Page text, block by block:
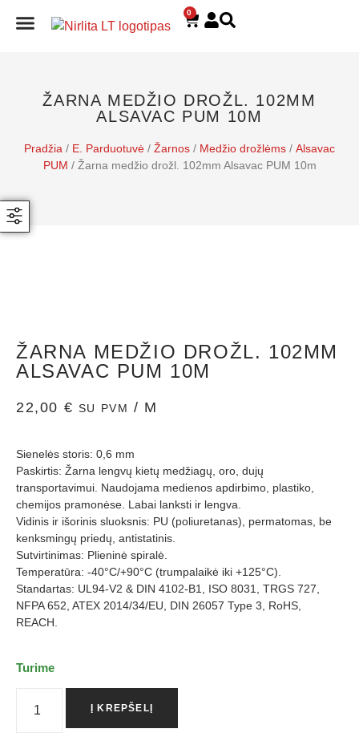
0
ŽARNA MEDŽIO DROŽL. 102MM
ALSAVAC PUM 10M
Pradžia / E. Parduotuvė / Žarnos / Medžio drožlėms / Alsavac
PUM / Žarna medžio drožl. 102mm Alsavac PUM 10m
ŽARNA MEDŽIO DROŽL. 102MM
ALSAVAC PUM 10M
22,00 € SU PVM / M
Sienelės storis: 0,6 mm
Paskirtis: Žarna lengvų kietų medžiagų, oro, dujų
transportavimui. Naudojama medienos apdirbimo, plastiko,
chemijos pramonėse. Labai lanksti ir lengva.
Vidinis ir išorinis sluoksnis: PU (poliuretanas), permatomas, be
kenksmingų priedų, antistatinis.
Sutvirtinimas: Plieninė spiralė.
Temperatūra: -40°C/+90°C (trumpalaikė iki +125°C).
Standartas: UL94-V2 & DIN 4102-B1, ISO 8031, TRGS 727,
NFPA 652, ATEX 2014/34/EU, DIN 26057 Type 3, RoHS,
REACH.
Turime
Į KREPŠELĮ